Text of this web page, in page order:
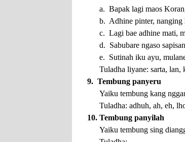
a. Bapak lagi maos
b. Adhine pinter, nanging
c. Lagi bae adhine mati,
d. Sabubare ngaso
e. Sutinah iku ayu,
Tuladha liyane: sarta, lan,
9. Tembung panyeru
Yaiku tembung kang
Tuladha: adhuh, ah, eh,
10. Tembung panyilah
Yaiku tembung sing